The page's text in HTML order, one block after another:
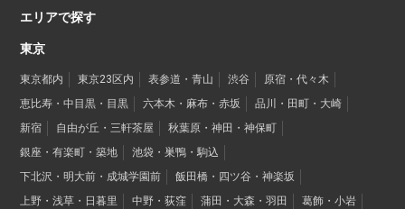
エリアで探す
東京
東京都内 東京23区内 表参道・青山 渋谷
原宿・代々木
恵比寿・中目黒・目黒
六本木・麻布・赤坂
品川・田町・大崎
新宿
自由が丘・三軒茶屋
秋葉原・神田・神保町
銀座・有楽町・築地
池袋・巣鴨・駒込
下北沢・明大前・成城学園前
飯田橋・四ツ谷・神楽坂
上野・浅草・日暮里
中野・荻窪 蒲田・大森・羽田
葛飾・小岩